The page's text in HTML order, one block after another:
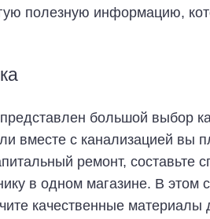
полезную информацию,
большой выбор
вместе с канализацией вы
ремонт, составьте
в одном магазине. В этом
качественные материалы